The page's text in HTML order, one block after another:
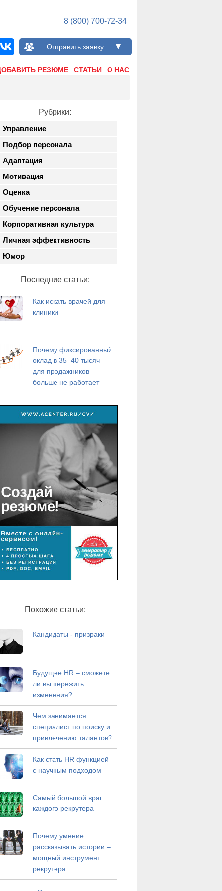
8 (800) 700-72-34
Отправить заявку
РЕЗЮМЕ СТАТЬИ О НАС
Рубрики:
Управление
Подбор персонала
Адаптация
Мотивация
Оценка
Обучение персонала
Корпоративная культура
Личная эффективность
Юмор
Последние статьи:
Как искать врачей для
клиники
Почему фиксированный
оклад в 35–40 тысяч
для продажников
больше не работает
Похожие статьи:
Кандидаты - призраки
Будущее HR – сможете
ли вы пережить
изменения?
Чем занимается
специалист по поиску и
привлечению талантов?
Как стать HR функцией
с научным подходом
Самый большой враг
каждого рекрутера
Почему умение
рассказывать истории –
мощный инструмент
рекрутера